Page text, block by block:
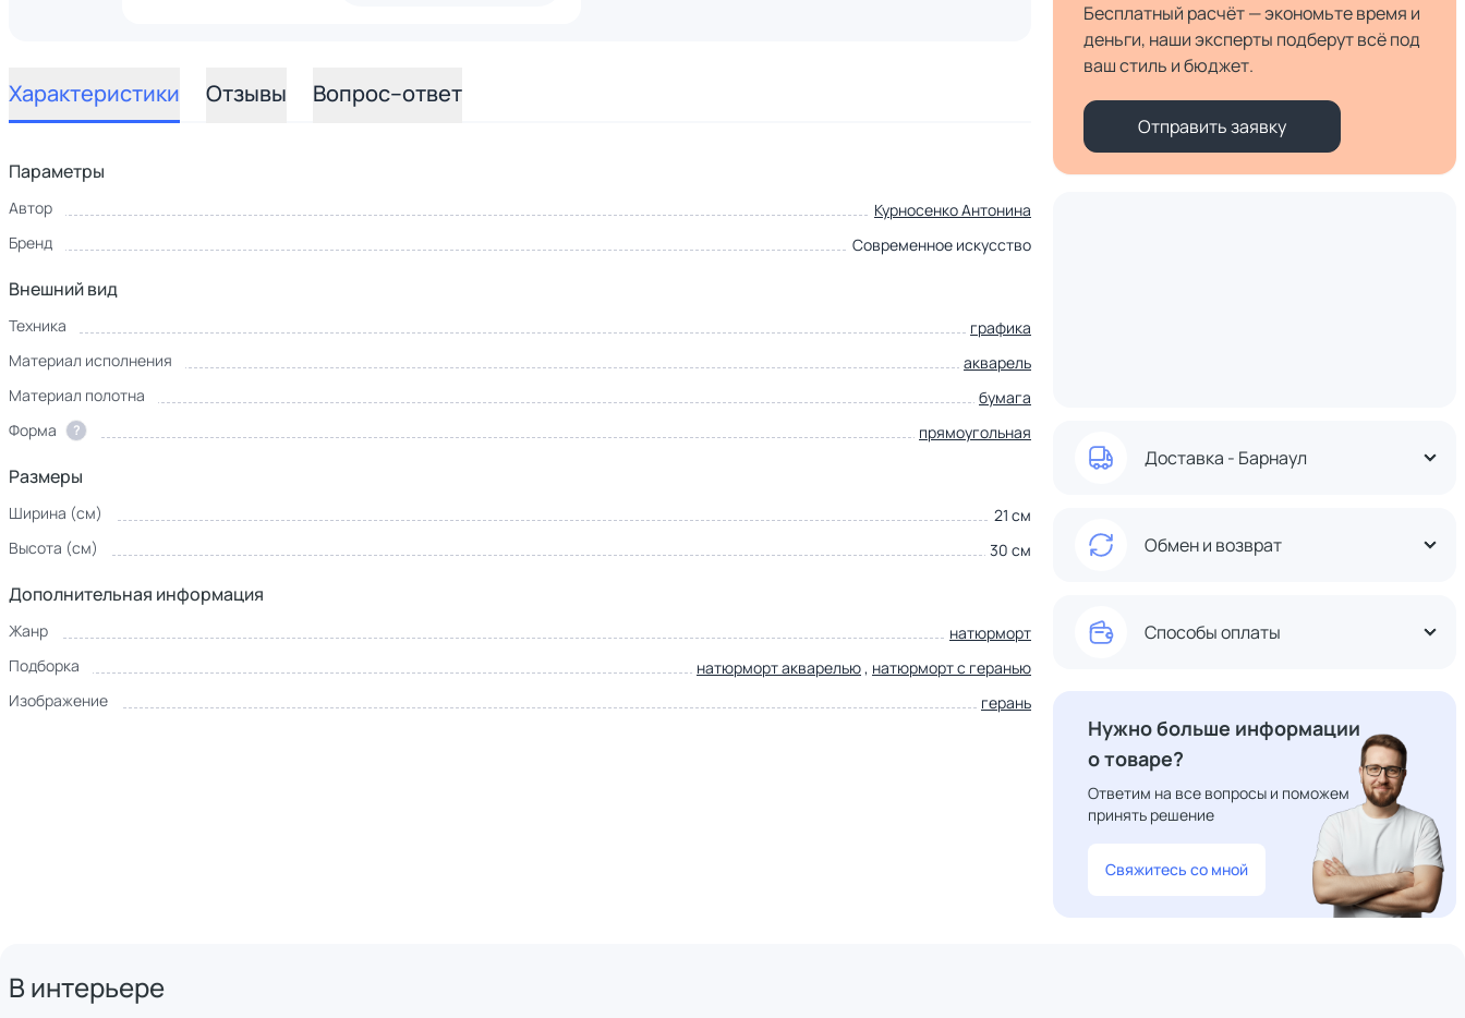
Характеристики Отзывы Вопрос–ответ
Параметры
Автор
Курносенко Антонина
Бренд
Современное искусство
Внешний вид
Техника
графика
Материал исполнения
акварель
Материал полотна
бумага
Форма
? прямоугольная
Размеры
Ширина (см)
21 см
Высота (см)
30 см
Дополнительная информация
Жанр
натюрморт
Подборка
натюрморт акварелью, натюрморт с геранью
Изображение
герань
Бесплатный расчёт — экономьте время и
деньги, наши эксперты подберут всё под
ваш стиль и бюджет.
Отправить заявку
Доставка - Барнаул
Обмен и возврат
Способы оплаты
Нужно больше информации
о товаре?
Ответим на все вопросы и поможем
принять решение
Свяжитесь со мной
В интерьере